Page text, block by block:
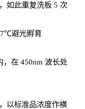
如此重复洗板 5 次
避光孵育
，在450nm 波长处
以标准品浓度作横